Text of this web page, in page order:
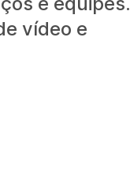
vídeo e